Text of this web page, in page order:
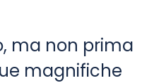
ma non prima
magnifiche